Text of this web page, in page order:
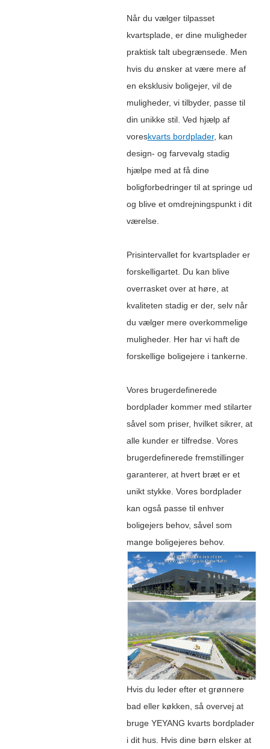
Når du vælger tilpasset
kvartsplade, er dine muligheder
praktisk talt ubegrænsede. Men
hvis du ønsker at være mere af
en eksklusiv boligejer, vil de
muligheder, vi tilbyder, passe til
din unikke stil. Ved hjælp af
voreskvarts bordplader, kan
design- og farvevalg stadig
hjælpe med at få dine
boligforbedringer til at springe ud
og blive et omdrejningspunkt i dit
værelse.
Prisintervallet for kvartsplader er
forskelligartet. Du kan blive
overrasket over at høre, at
kvaliteten stadig er der, selv når
du vælger mere overkommelige
muligheder. Her har vi haft de
forskellige boligejere i tankerne.
Vores brugerdefinerede
bordplader kommer med stilarter
såvel som priser, hvilket sikrer, at
alle kunder er tilfredse. Vores
brugerdefinerede fremstillinger
garanterer, at hvert bræt er et
unikt stykke. Vores bordplader
kan også passe til enhver
boligejers behov, såvel som
mange boligejeres behov.
Hvis du leder efter et grønnere
bad eller køkken, så overvej at
bruge YEYANG kvarts bordplader
i dit hus. Hvis dine børn elsker at